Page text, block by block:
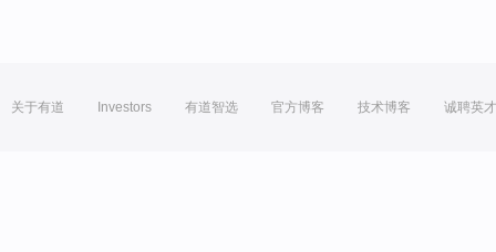
关于有道 Investors 有道智选 官方博客 技术博客 诚聘英才